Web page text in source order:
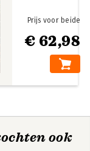
€ 62,98
Prijs voor beide
ook